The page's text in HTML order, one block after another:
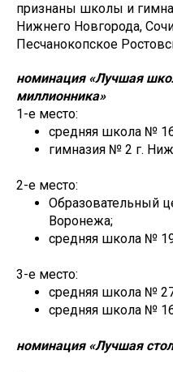
признаны школы и
Нижнего Новгорода,
Песчанокопское
номинация «Лучшая
миллионника»
1-е место:
средняя школа №
гимназия № 2 г.
2-е место:
Образовательный
Воронежа;
средняя школа №
3-е место:
средняя школа № 27
средняя школа №
номинация «Лучшая